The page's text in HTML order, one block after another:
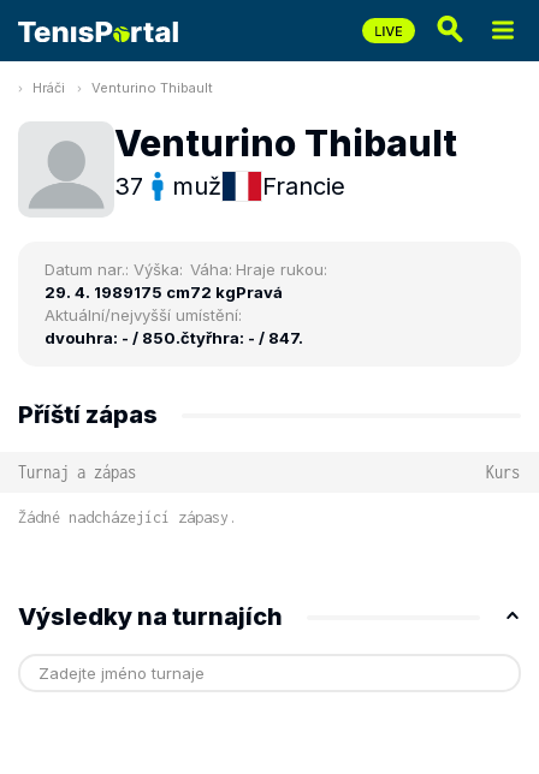
Hráči Venturino Thibault
Venturino Thibault
37 muž Francie
Datum nar.:
29. 4. 1989
Výška:
175 cm
Váha:
72 kg
Hraje rukou:
Pravá
Aktuální/nejvyšší umístění:
dvouhra: - / 850.čtyřhra: - / 847.
Příští zápas
Turnaj a zápas Kurs
Žádné nadcházející zápasy.
Výsledky na turnajích